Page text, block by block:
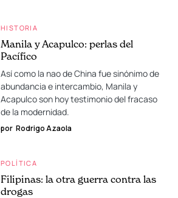
HISTORIA
Manila y Acapulco: perlas del
Pacífico
Así como la nao de China fue sinónimo de
abundancia e intercambio, Manila y
Acapulco son hoy testimonio del fracaso
de la modernidad.
por Rodrigo Azaola
POLÍTICA
Filipinas: la otra guerra contra las
drogas